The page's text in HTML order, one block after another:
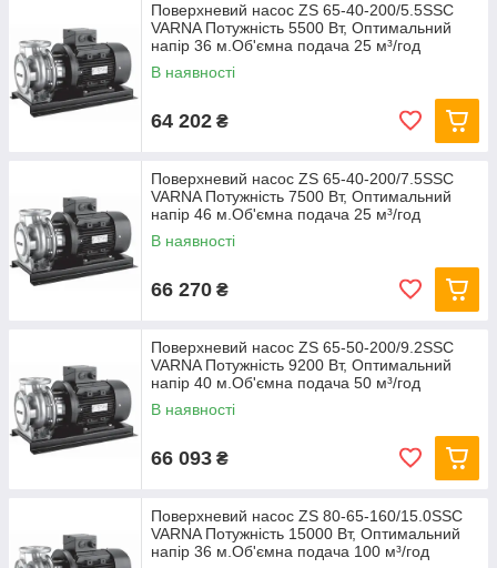
Поверхневий насос ZS 65-40-200/5.5SSC
VARNA Потужність 5500 Вт, Оптимальний
напір 36 м.Об'ємна подача 25 м³/год
В наявності
64 202 ₴
Поверхневий насос ZS 65-40-200/7.5SSC
VARNA Потужність 7500 Вт, Оптимальний
напір 46 м.Об'ємна подача 25 м³/год
В наявності
66 270 ₴
Поверхневий насос ZS 65-50-200/9.2SSC
VARNA Потужність 9200 Вт, Оптимальний
напір 40 м.Об'ємна подача 50 м³/год
В наявності
66 093 ₴
Поверхневий насос ZS 80-65-160/15.0SSC
VARNA Потужність 15000 Вт, Оптимальний
напір 36 м.Об'ємна подача 100 м³/год